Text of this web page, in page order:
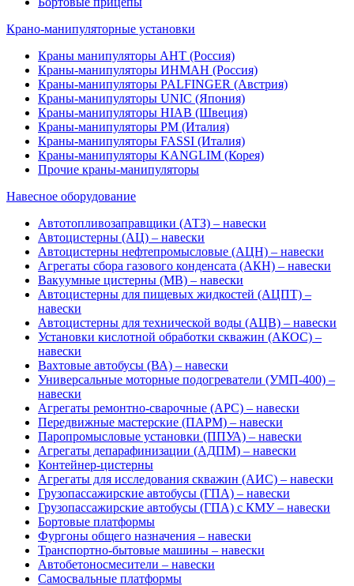
Крано-манипуляторные установки
Краны манипуляторы АНТ (Россия)
Краны-манипуляторы ИНМАН (Россия)
Краны-манипуляторы PALFINGER (Австрия)
Краны-манипуляторы UNIC (Япония)
Краны-манипуляторы HIAB (Швеция)
Краны-манипуляторы PM (Италия)
Краны-манипуляторы FASSI (Италия)
Краны-манипуляторы KANGLIM (Корея)
Прочие краны-манипуляторы
Навесное оборудование
Автотопливозаправщики (АТЗ) – навески
Автоцистерны (АЦ) – навески
Автоцистерны нефтепромысловые (АЦН) – навески
Агрегаты сбора газового конденсата (АКН) – навески
Вакуумные цистерны (МВ) – навески
Автоцистерны для пищевых жидкостей (АЦПТ) –
навески
Автоцистерны для технической воды (АЦВ) – навески
Установки кислотной обработки скважин (АКОС) –
навески
Вахтовые автобусы (ВА) – навески
Универсальные моторные подогреватели (УМП-400) –
навески
Агрегаты ремонтно-сварочные (АРС) – навески
Передвижные мастерские (ПАРМ) – навески
Паропромысловые установки (ППУА) – навески
Агрегаты депарафинизации (АДПМ) – навески
Контейнер-цистерны
Агрегаты для исследования скважин (АИС) – навески
Грузопассажирские автобусы (ГПА) – навески
Грузопассажирские автобусы (ГПА) с КМУ – навески
Бортовые платформы
Фургоны общего назначения – навески
Транспортно-бытовые машины – навески
Автобетоносмесители – навески
Самосвальные платформы